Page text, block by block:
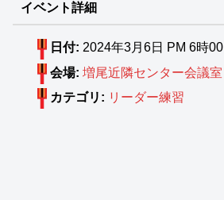
イベント詳細
日付: 2024年3月6日 PM 6時00
会場: 増尾近隣センター会議室
カテゴリ: リーダー練習